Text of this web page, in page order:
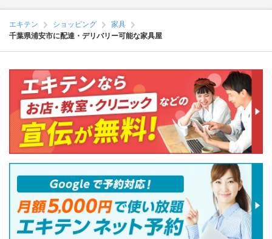
エキテン ショッピング
家具
千葉県浦安市に配達・デリバリー可能な家具屋